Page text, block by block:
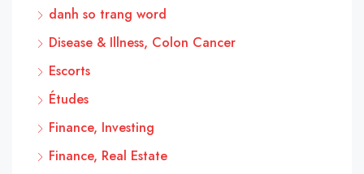
danh so trang word
Disease & Illness, Colon Cancer
Escorts
Études
Finance, Investing
Finance, Real Estate